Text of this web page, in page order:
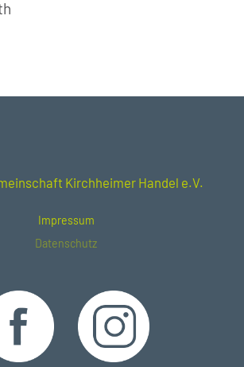
Kirchheimer Handel e.V.
Impressum
Datenschutz